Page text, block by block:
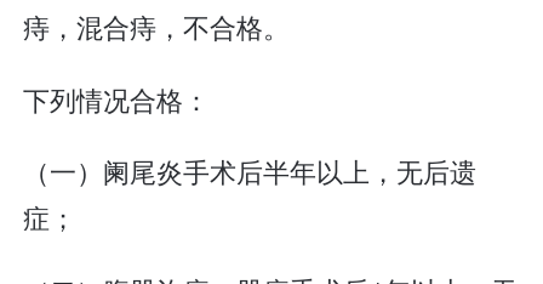
痔，混合痔，不合格。
下列情况合格：
（一）阑尾炎手术后半年以上，无后遗
症；